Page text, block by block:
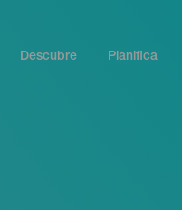
Descubre Planifica